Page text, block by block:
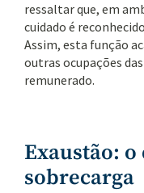
ressaltar que, em
cuidado é
Assim, esta função
outras ocupações
remunerado.
Exaustão: o
sobrecarga